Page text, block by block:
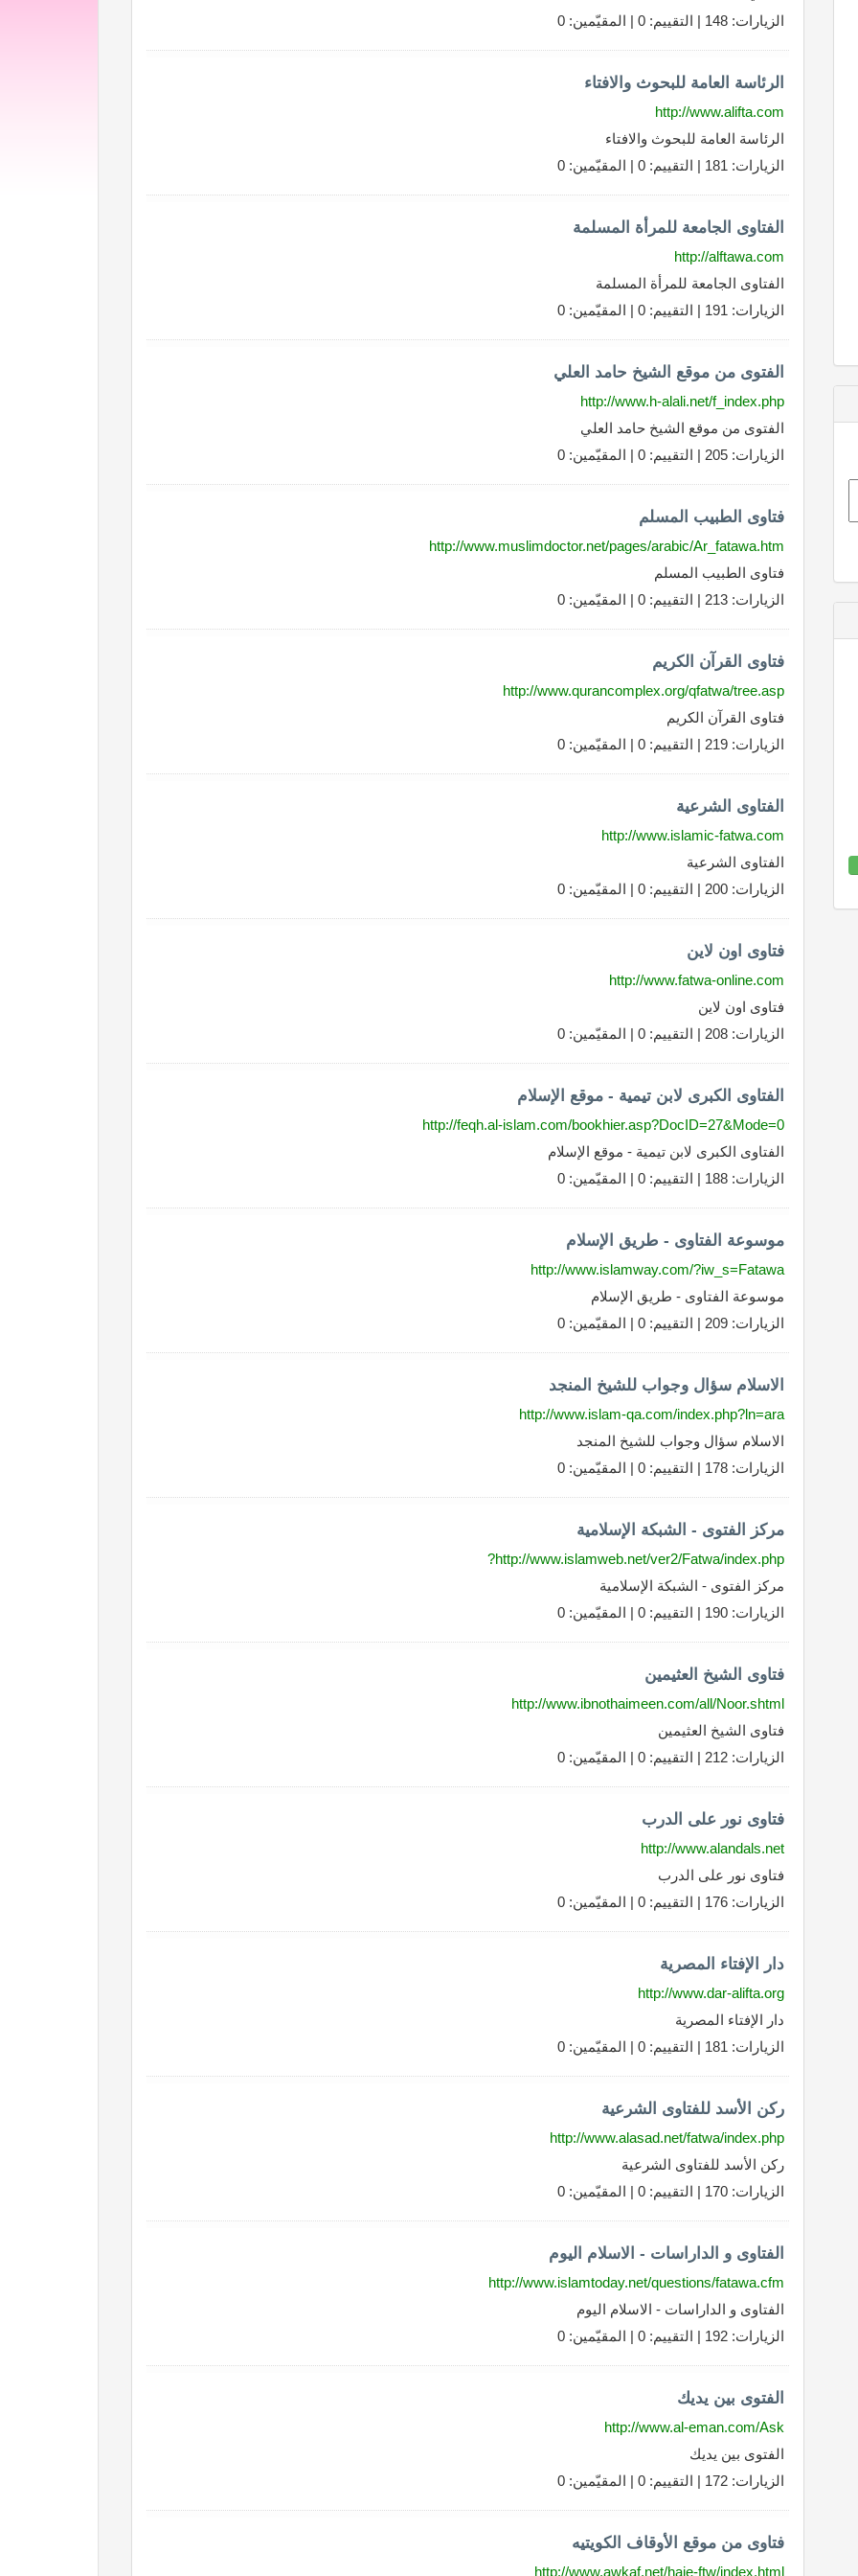
الزيارات: 148 | التقييم: 0 | المقيّمين: 0
الرئاسة العامة للبحوث والافتاء
http://www.alifta.com
الرئاسة العامة للبحوث والافتاء
الزيارات: 181 | التقييم: 0 | المقيّمين: 0
الفتاوى الجامعة للمرأة المسلمة
http://alftawa.com
الفتاوى الجامعة للمرأة المسلمة
الزيارات: 191 | التقييم: 0 | المقيّمين: 0
الفتوى من موقع الشيخ حامد العلي
http://www.h-alali.net/f_index.php
الفتوى من موقع الشيخ حامد العلي
الزيارات: 205 | التقييم: 0 | المقيّمين: 0
فتاوى الطبيب المسلم
http://www.muslimdoctor.net/pages/arabic/Ar_fatawa.htm
فتاوى الطبيب المسلم
الزيارات: 213 | التقييم: 0 | المقيّمين: 0
فتاوى القرآن الكريم
http://www.qurancomplex.org/qfatwa/tree.asp
فتاوى القرآن الكريم
الزيارات: 219 | التقييم: 0 | المقيّمين: 0
الفتاوى الشرعية
http://www.islamic-fatwa.com
الفتاوى الشرعية
الزيارات: 200 | التقييم: 0 | المقيّمين: 0
فتاوى اون لاين
http://www.fatwa-online.com
فتاوى اون لاين
الزيارات: 208 | التقييم: 0 | المقيّمين: 0
الفتاوى الكبرى لابن تيمية - موقع الإسلام
http://feqh.al-islam.com/bookhier.asp?DocID=27&Mode=0
الفتاوى الكبرى لابن تيمية - موقع الإسلام
الزيارات: 188 | التقييم: 0 | المقيّمين: 0
موسوعة الفتاوى - طريق الإسلام
http://www.islamway.com/?iw_s=Fatawa
موسوعة الفتاوى - طريق الإسلام
الزيارات: 209 | التقييم: 0 | المقيّمين: 0
الاسلام سؤال وجواب للشيخ المنجد
http://www.islam-qa.com/index.php?ln=ara
الاسلام سؤال وجواب للشيخ المنجد
الزيارات: 178 | التقييم: 0 | المقيّمين: 0
مركز الفتوى - الشبكة الإسلامية
http://www.islamweb.net/ver2/Fatwa/index.php?
مركز الفتوى - الشبكة الإسلامية
الزيارات: 190 | التقييم: 0 | المقيّمين: 0
فتاوى الشيخ العثيمين
http://www.ibnothaimeen.com/all/Noor.shtml
فتاوى الشيخ العثيمين
الزيارات: 212 | التقييم: 0 | المقيّمين: 0
فتاوى نور على الدرب
http://www.alandals.net
فتاوى نور على الدرب
الزيارات: 176 | التقييم: 0 | المقيّمين: 0
دار الإفتاء المصرية
http://www.dar-alifta.org
دار الإفتاء المصرية
الزيارات: 181 | التقييم: 0 | المقيّمين: 0
ركن الأسد للفتاوى الشرعية
http://www.alasad.net/fatwa/index.php
ركن الأسد للفتاوى الشرعية
الزيارات: 170 | التقييم: 0 | المقيّمين: 0
الفتاوى و الداراسات - الاسلام اليوم
http://www.islamtoday.net/questions/fatawa.cfm
الفتاوى و الداراسات - الاسلام اليوم
الزيارات: 192 | التقييم: 0 | المقيّمين: 0
الفتوى بين يديك
http://www.al-eman.com/Ask
الفتوى بين يديك
الزيارات: 172 | التقييم: 0 | المقيّمين: 0
فتاوى من موقع الأوقاف الكويتيه
http://www.awkaf.net/haje-ftw/index.html